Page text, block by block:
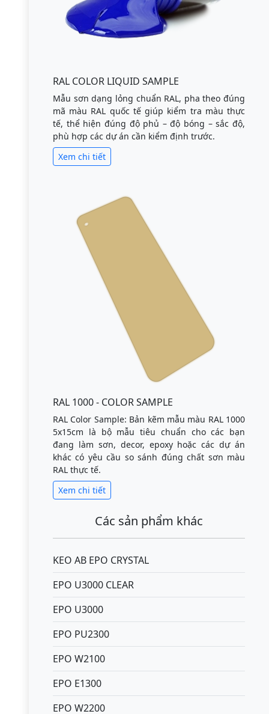
RAL COLOR LIQUID SAMPLE
Mẫu sơn dạng lỏng chuẩn RAL, pha theo đúng
mã màu RAL quốc tế giúp kiểm tra màu thực
tế, thể hiện đúng độ phủ – độ bóng – sắc độ,
phù hợp các dự án cần kiểm định trước.
Xem chi tiết
RAL 1000 - COLOR SAMPLE
RAL Color Sample: Bản kẽm mẫu màu RAL 1000
5x15cm là bộ mẫu tiêu chuẩn cho các bạn
đang làm sơn, decor, epoxy hoặc các dự án
khác có yêu cầu so sánh đúng chất sơn màu
RAL thực tế.
Xem chi tiết
Các sản phẩm khác
KEO AB EPO CRYSTAL
EPO U3000 CLEAR
EPO U3000
EPO PU2300
EPO W2100
EPO E1300
EPO W2200